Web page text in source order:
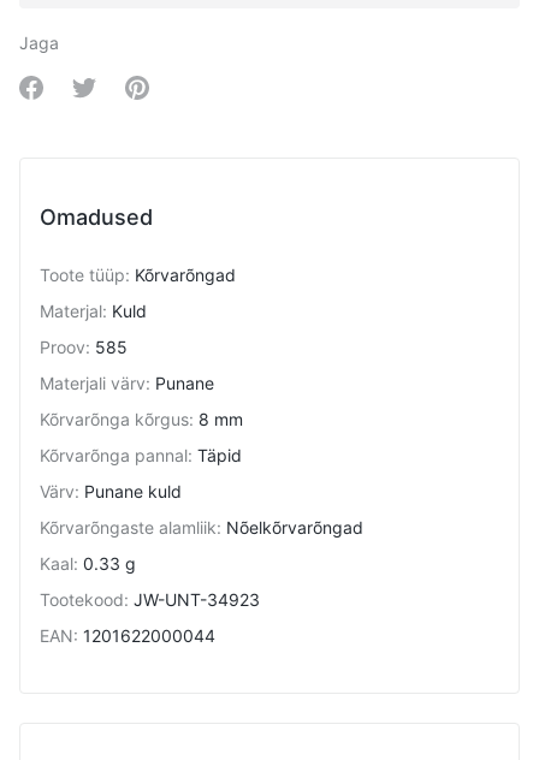
Jaga
Share on Facebook
Share on Twitter
Share on Pinterest
Omadused
Toote tüüp: Kõrvarõngad
Materjal: Kuld
Proov: 585
Materjali värv: Punane
Kõrvarõnga kõrgus: 8 mm
Kõrvarõnga pannal: Täpid
Värv: Punane kuld
Kõrvarõngaste alamliik: Nõelkõrvarõngad
Kaal: 0.33 g
Tootekood: JW-UNT-34923
EAN: 1201622000044